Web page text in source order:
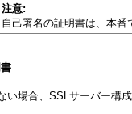
注意:
自己署名の証明書は、本番
い場合、SSLサーバー構